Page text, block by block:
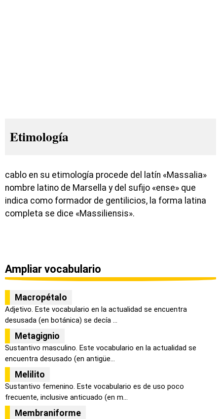
Etimología
cablo en su etimología procede del latín «Massalia»
nombre latino de Marsella y del sufijo «ense» que
indica como formador de gentilicios, la forma latina
completa se dice «Massiliensis».
Ampliar vocabulario
Macropétalo
Adjetivo. Este vocabulario en la actualidad se encuentra
desusada (en botánica) se decía ...
Metagignio
Sustantivo masculino. Este vocabulario en la actualidad se
encuentra desusado (en antigüe...
Melilito
Sustantivo femenino. Este vocabulario es de uso poco
frecuente, inclusive anticuado (en m...
Membraniforme